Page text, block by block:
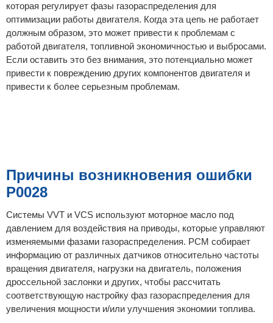
которая регулирует фазы газораспределения для
оптимизации работы двигателя. Когда эта цепь не работает
должным образом, это может привести к проблемам с
работой двигателя, топливной экономичностью и выбросами.
Если оставить это без внимания, это потенциально может
привести к повреждению других компонентов двигателя и
привести к более серьезным проблемам.
Причины возникновения ошибки
P0028
Системы VVT и VCS используют моторное масло под
давлением для воздействия на приводы, которые управляют
изменяемыми фазами газораспределения. PCM собирает
информацию от различных датчиков относительно частоты
вращения двигателя, нагрузки на двигатель, положения
дроссельной заслонки и других, чтобы рассчитать
соответствующую настройку фаз газораспределения для
увеличения мощности и/или улучшения экономии топлива.